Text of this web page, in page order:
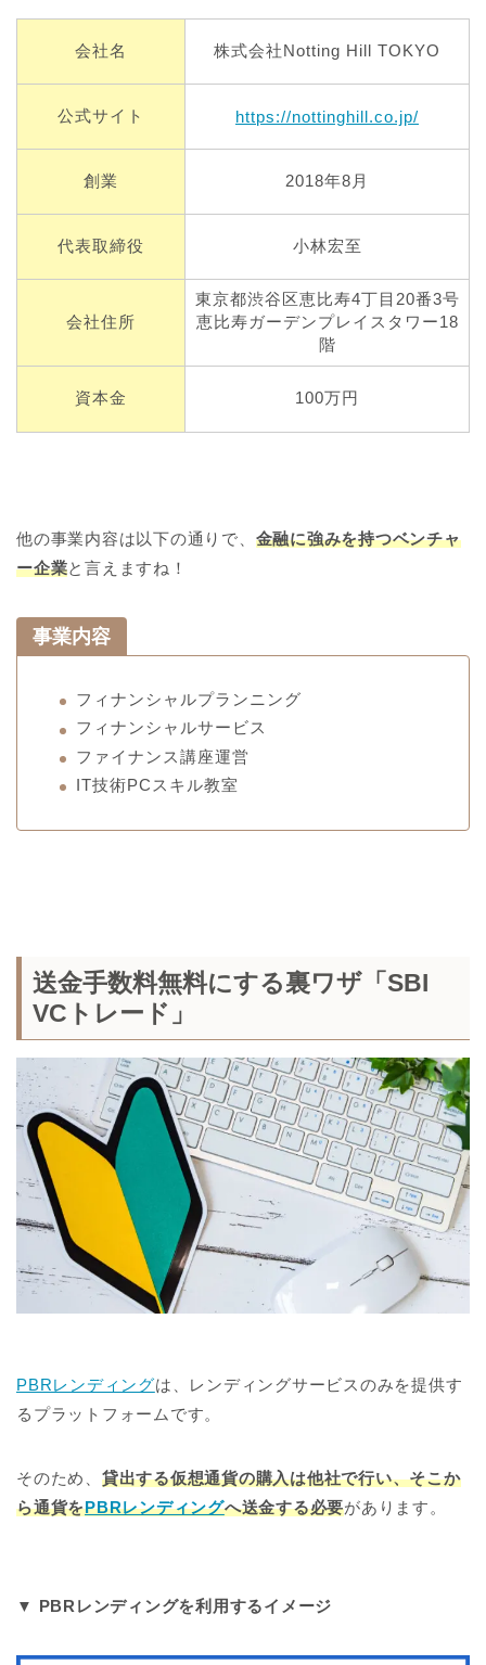
会社名 株式会社Notting Hill TOKYO
公式サイト https://nottinghill.co.jp/
創業 2018年8月
代表取締役 小林宏至
会社住所
東京都渋谷区恵比寿4丁目20番3号
恵比寿ガーデンプレイスタワー18
階
資本金 100万円
他の事業内容は以下の通りで、 金融に強みを持つベンチャ
ー企業と言えますね！
事業内容
フィナンシャルプランニング
フィナンシャルサービス
ファイナンス講座運営
IT技術PCスキル教室
送金手数料無料にする裏ワザ「SBI
VCトレード」
PBRレンディングは、レンディングサービスのみを提供す
るプラットフォームです。
そのため、 貸出する仮想通貨の購入は他社で行い、そこか
ら通貨をPBRレンディングへ送金する必要があります。
▼ PBRレンディングを利用するイメージ